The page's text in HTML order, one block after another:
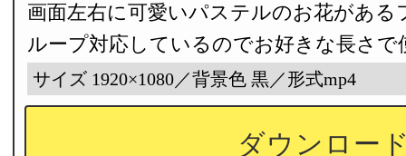
ダウンロー
画面左右に可愛いパステルのお花がある
ループ対応しているのでお好きな長さで
サイズ 1920×1080／背景色 黒／形式mp4